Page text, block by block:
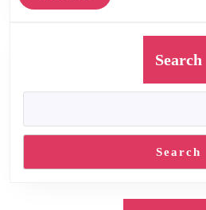
More
Search
Search